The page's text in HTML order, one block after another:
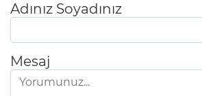
Adınız Soyadınız
Mesaj